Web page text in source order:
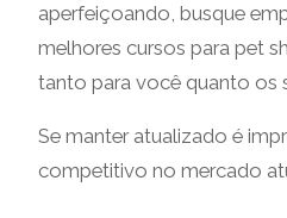
aperfeiçoando, busque
melhores cursos para pet
tanto para você quanto os
Se manter atualizado é
competitivo no mercado